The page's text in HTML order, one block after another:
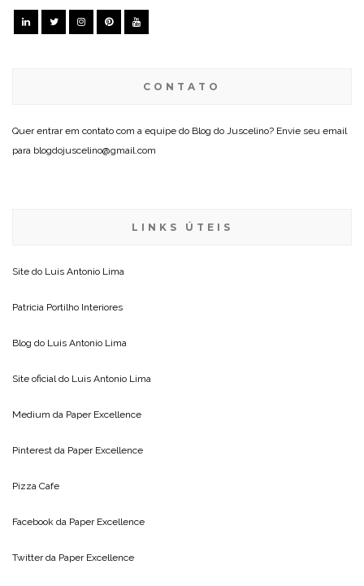
CONTATO
Quer entrar em contato com a equipe do Blog do Juscelino? Envie seu email
para blogdojuscelino@gmail.com
LINKS ÚTEIS
Site do Luis Antonio Lima
Patricia Portilho Interiores
Blog do Luis Antonio Lima
Site oficial do Luis Antonio Lima
Medium da Paper Excellence
Pinterest da Paper Excellence
Pizza Cafe
Facebook da Paper Excellence
Twitter da Paper Excellence